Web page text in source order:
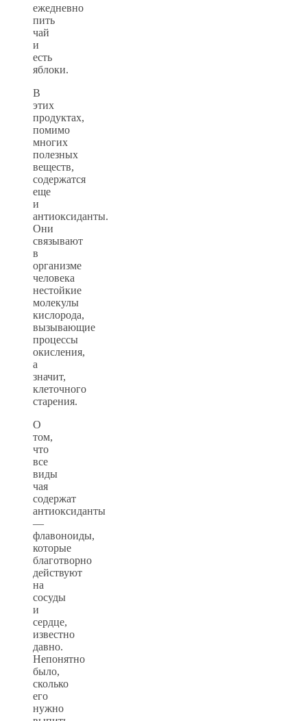
ежедневно
пить
чай
и
есть
яблоки.
В
этих
продуктах,
помимо
многих
полезных
веществ,
содержатся
еще
и
антиоксиданты.
Они
связывают
в
организме
человека
нестойкие
молекулы
кислорода,
вызывающие
процессы
окисления,
а
значит,
клеточного
старения.
О
том,
что
все
виды
чая
содержат
антиоксиданты
—
флавоноиды,
которые
благотворно
действуют
на
сосуды
и
сердце,
известно
давно.
Непонятно
было,
сколько
его
нужно